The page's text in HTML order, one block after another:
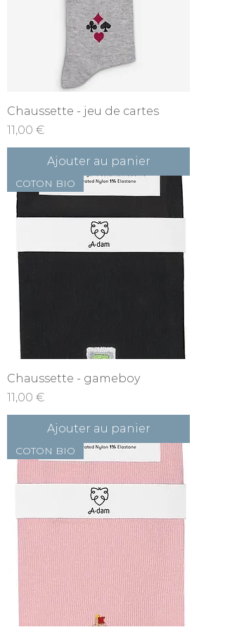
Chaussette - jeu de cartes
Prix
11,00 €
Ajouter au panier
COTON BIO
Chaussette - gameboy
Prix
11,00 €
Ajouter au panier
COTON BIO